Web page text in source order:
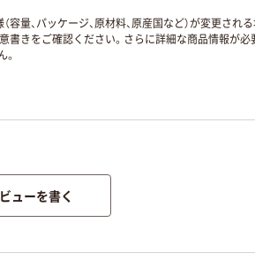
量、パッケージ、原材料、原産国など）が変更され
きをご確認ください。さらに詳細な商品情報が必
。
ューを書く